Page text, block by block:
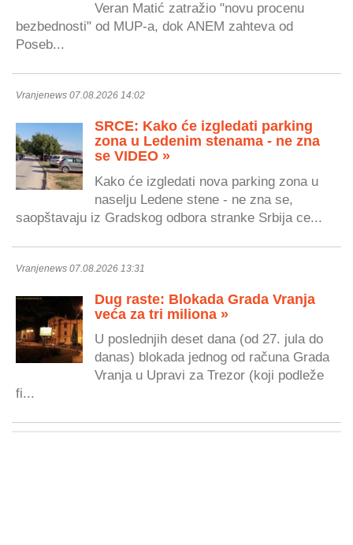
Veran Matić zatražio "novu procenu
bezbednosti" od MUP-a, dok ANEM zahteva od
Poseb...
Vranjenews 07.08.2026 14:02
SRCE: Kako će izgledati parking
zona u Ledenim stenama - ne zna
se VIDEO »
Kako će izgledati nova parking zona u
naselju Ledene stene - ne zna se,
saopštavaju iz Gradskog odbora stranke Srbija ce...
Vranjenews 07.08.2026 13:31
Dug raste: Blokada Grada Vranja
veća za tri miliona »
U poslednjih deset dana (od 27. jula do
danas) blokada jednog od računa Grada
Vranja u Upravi za Trezor (koji podleže
fi...